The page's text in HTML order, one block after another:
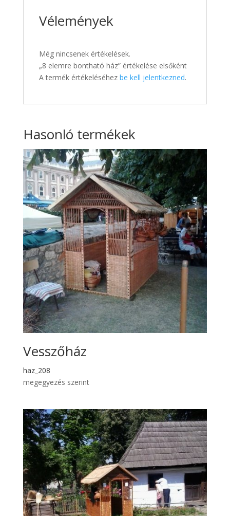
Vélemények
Még nincsenek értékelések.
„8 elemre bontható ház” értékelése elsőként
A termék értékeléséhez be kell jelentkezned.
Hasonló termékek
Vesszőház
haz_208
megegyezés szerint